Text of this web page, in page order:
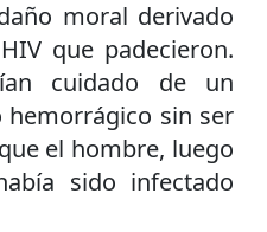
moral derivado
que padecieron.
cuidado de un
sin ser
el hombre, luego
sido infectado